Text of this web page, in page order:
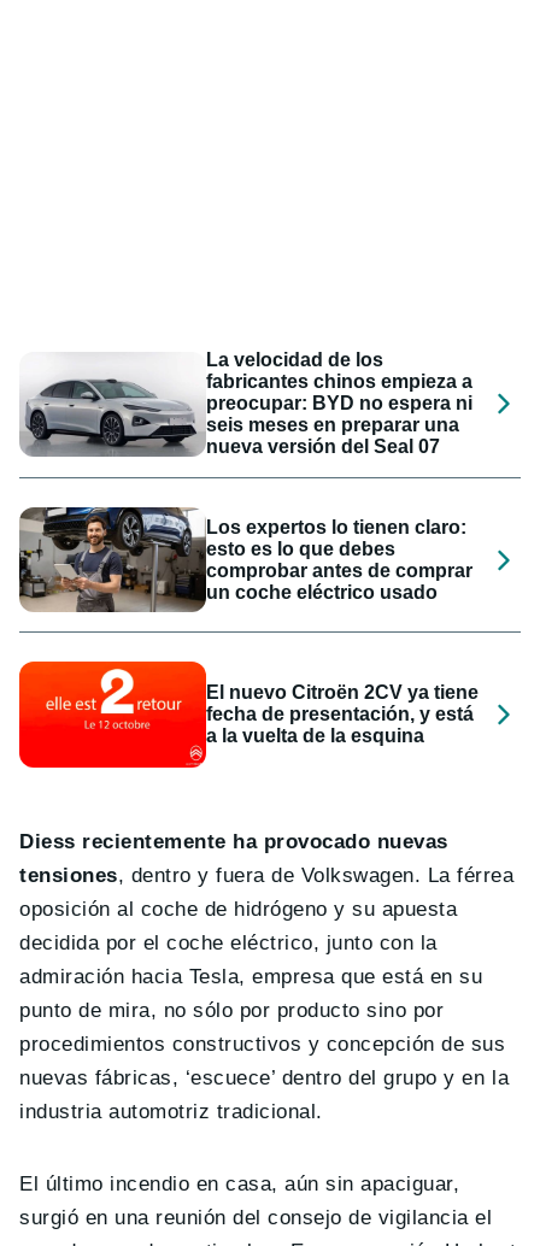
La velocidad de los
fabricantes chinos empieza a
preocupar: BYD no espera ni
seis meses en preparar una
nueva versión del Seal 07
Los expertos lo tienen claro:
esto es lo que debes
comprobar antes de comprar
un coche eléctrico usado
El nuevo Citroën 2CV ya tiene
fecha de presentación, y está
a la vuelta de la esquina
Diess recientemente ha provocado nuevas
tensiones, dentro y fuera de Volkswagen. La férrea
oposición al coche de hidrógeno y su apuesta
decidida por el coche eléctrico, junto con la
admiración hacia Tesla, empresa que está en su
punto de mira, no sólo por producto sino por
procedimientos constructivos y concepción de sus
nuevas fábricas, ‘escuece’ dentro del grupo y en la
industria automotriz tradicional.
El último incendio en casa, aún sin apaciguar,
surgió en una reunión del consejo de vigilancia el